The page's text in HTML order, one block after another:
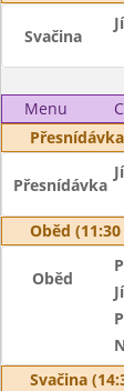
Svačina
Menu
Přesnídávka
Oběd
Oběd
Svačina